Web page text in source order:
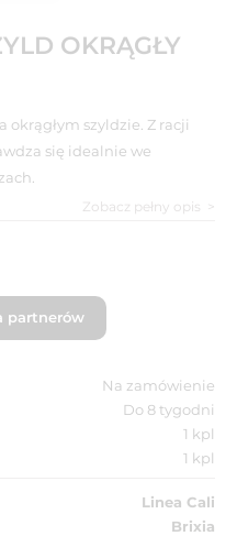
OKRĄGŁY
szyldzie. Z racji
się idealnie we
Zobacz pełny opis
partnerów
Na zamówienie
Do 8 tygodni
1 kpl
1 kpl
Linea Cali
Brixia